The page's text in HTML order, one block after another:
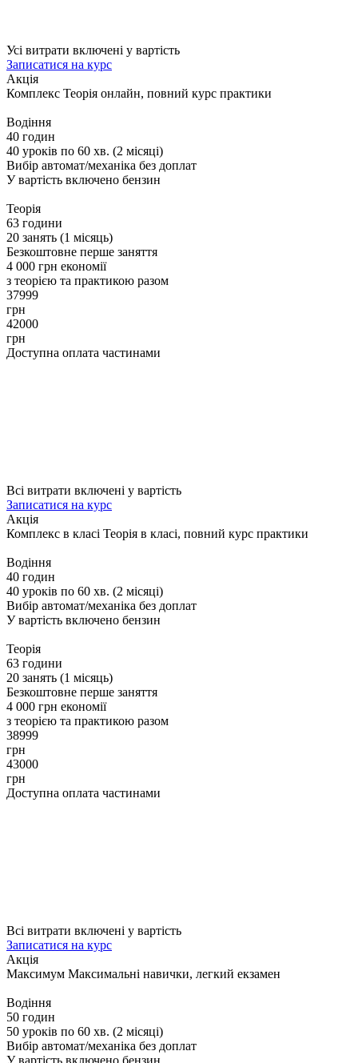
Усі витрати включені у вартість
Записатися на курс
Акція
Комплекс Теорія онлайн, повний курс практики
Водіння
40 годин
40 уроків по 60 хв. (2 місяці)
Вибір автомат/механіка без доплат
У вартість включено бензин
Теорія
63 години
20 занять (1 місяць)
Безкоштовне перше заняття
4 000 грн економії
з теорією та практикою разом
37999
грн
42000
грн
Доступна оплата частинами
Всі витрати включені у вартість
Записатися на курс
Акція
Комплекс в класі Теорія в класі, повний курс практики
Водіння
40 годин
40 уроків по 60 хв. (2 місяці)
Вибір автомат/механіка без доплат
У вартість включено бензин
Теорія
63 години
20 занять (1 місяць)
Безкоштовне перше заняття
4 000 грн економії
з теорією та практикою разом
38999
грн
43000
грн
Доступна оплата частинами
Всі витрати включені у вартість
Записатися на курс
Акція
Максимум Максимальні навички, легкий екзамен
Водіння
50 годин
50 уроків по 60 хв. (2 місяці)
Вибір автомат/механіка без доплат
У вартість включено бензин